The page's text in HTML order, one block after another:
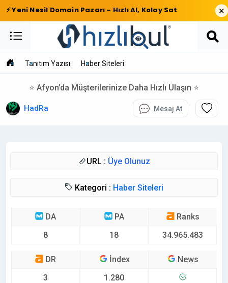
⚡ Yeni Nesil Domain Pazarı – Hızlı Al, Kolay Sat ×
Tanıtım Yazısı Haber Siteleri
⭐ Afyon’da Müşterilerinize Daha Hızlı Ulaşın ⭐
HadRa Mesaj At
URL : Üye Olunuz
Kategori : Haber Siteleri
DA
8
PA
18
Ranks
34.965.483
DR
3
İndex
1.280
News